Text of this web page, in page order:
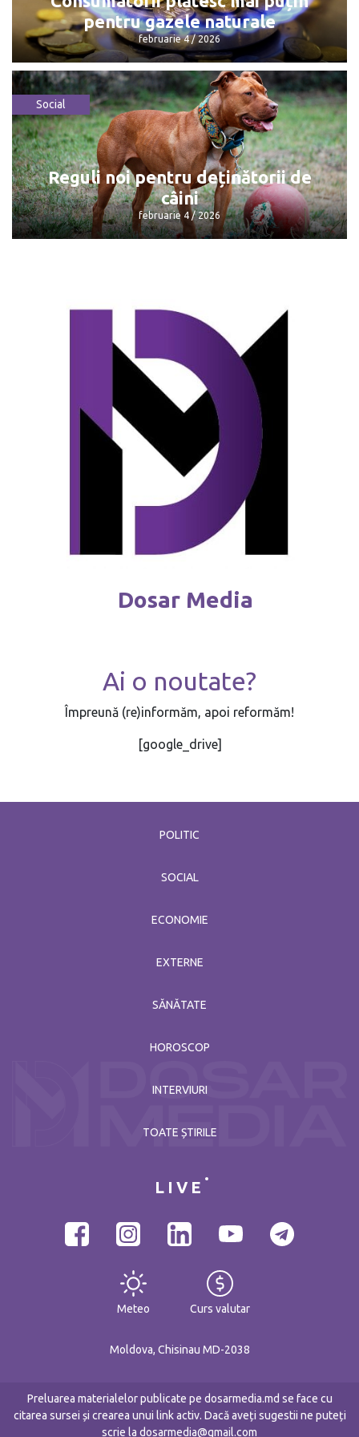
pentru gazele naturale
februarie 4 / 2026
Consumatorii plătesc mai puțin pentru
gazele naturale
februarie 4 / 2026
Social
Reguli noi pentru deținătorii de
câini
februarie 4 / 2026
Reguli noi pentru deținătorii de câini
februarie 4 / 2026
Dosar Media
Ai o noutate?
Împreună (re)informăm, apoi reformăm!
[google_drive]
POLITIC
SOCIAL
ECONOMIE
EXTERNE
SĂNĂTATE
HOROSCOP
INTERVIURI
TOATE ȘTIRILE
LIVE
Meteo Curs valutar
Moldova, Chisinau MD-2038
Preluarea materialelor publicate pe dosarmedia.md se face cu
citarea sursei și crearea unui link activ. Dacă aveți sugestii ne puteți
scrie la dosarmedia@gmail.com